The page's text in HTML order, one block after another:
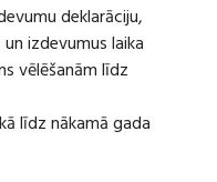
deklarāciju,
izdevumus laika
vēlēšanām līdz
līdz nākamā gada